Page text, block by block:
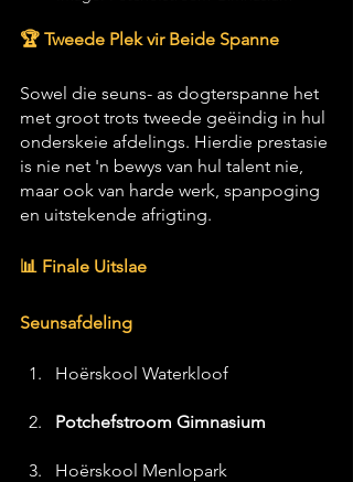
🏆 Tweede Plek vir Beide Spanne
Sowel die seuns- as dogterspanne het
met groot trots tweede geëindig in hul
onderskeie afdelings. Hierdie prestasie
is nie net 'n bewys van hul talent nie,
maar ook van harde werk, spanpoging
en uitstekende afrigting.
📊 Finale Uitslae
Seunsafdeling
Hoërskool Waterkloof
Potchefstroom Gimnasium
Hoërskool Menlopark